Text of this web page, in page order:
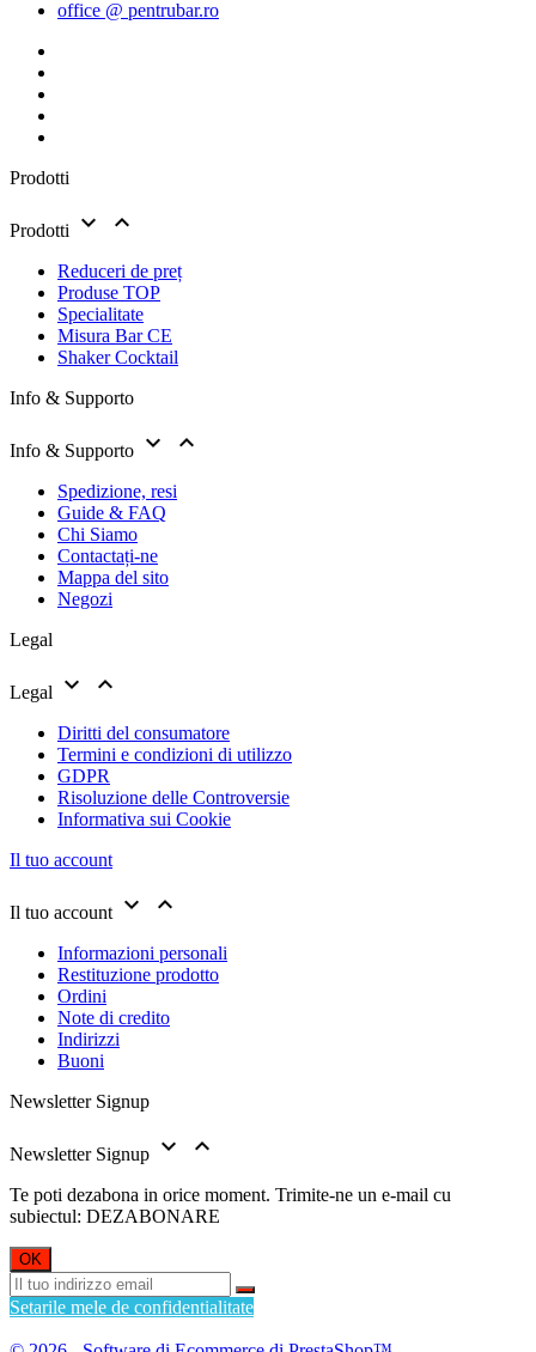
office @ pentrubar.ro
Prodotti
Prodotti  
Reduceri de preț
Produse TOP
Specialitate
Misura Bar CE
Shaker Cocktail
Info & Supporto
Info & Supporto  
Spedizione, resi
Guide & FAQ
Chi Siamo
Contactați-ne
Mappa del sito
Negozi
Legal
Legal  
Diritti del consumatore
Termini e condizioni di utilizzo
GDPR
Risoluzione delle Controversie
Informativa sui Cookie
Il tuo account
Il tuo account  
Informazioni personali
Restituzione prodotto
Ordini
Note di credito
Indirizzi
Buoni
Newsletter Signup
Newsletter Signup  
Te poti dezabona in orice moment. Trimite-ne un e-mail cu
subiectul: DEZABONARE
Setarile mele de confidentialitate